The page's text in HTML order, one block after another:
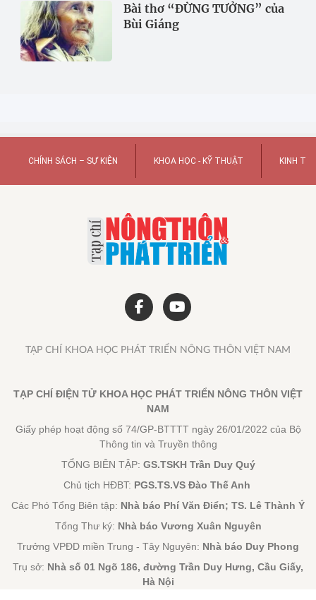
Bài thơ “ĐỪNG TƯỞNG” của
Bùi Giáng
CHÍNH SÁCH – SỰ KIỆN KHOA HỌC - KỸ THUẬT KINH TẾ
TẠP CHÍ KHOA HỌC PHÁT TRIỂN NÔNG THÔN VIỆT NAM
TẠP CHÍ ĐIỆN TỬ KHOA HỌC PHÁT TRIỂN NÔNG THÔN VIỆT
NAM
Giấy phép hoạt động số 74/GP-BTTTT ngày 26/01/2022 của Bộ
Thông tin và Truyền thông
TỔNG BIÊN TẬP: GS.TSKH Trần Duy Quý
Chủ tịch HĐBT: PGS.TS.VS Đào Thế Anh
Các Phó Tổng Biên tập: Nhà báo Phí Văn Điển; TS. Lê Thành Ý
Tổng Thư ký: Nhà báo Vương Xuân Nguyên
Trưởng VPĐD miền Trung - Tây Nguyên: Nhà báo Duy Phong
Trụ sở: Nhà số 01 Ngõ 186, đường Trần Duy Hưng, Cầu Giấy,
Hà Nội